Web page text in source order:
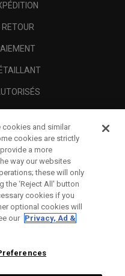
RETOUR
cookies and similar
cookies are strictly
a more
way our websites
these will only
the ‘Reject All' button
cookies if you
optional cookies will
our Privacy, Ad &